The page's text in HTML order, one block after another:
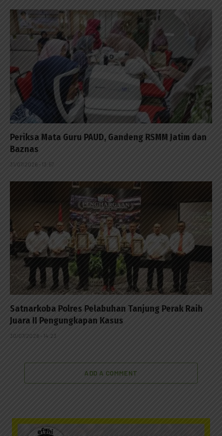
Periksa Mata Guru PAUD, Gandeng RSMM Jatim dan
Baznas
31/07/2026 - 13:57
Satnarkoba Polres Pelabuhan Tanjung Perak Raih
Juara II Pengungkapan Kasus
30/07/2026 - 14:23
ADD A COMMENT